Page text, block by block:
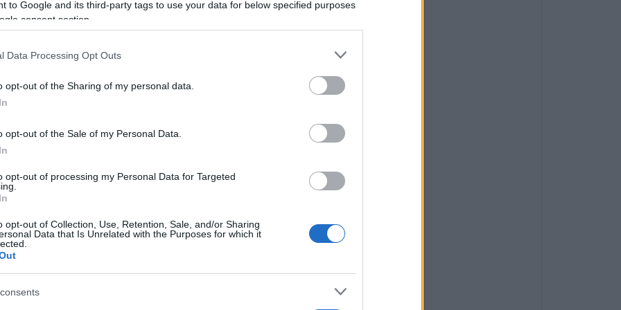
to Google and its third-party tags to use your data for below specified purposes
consent section.
Data Processing Opt Outs
opt-out of the Sharing of my personal data.
opt-out of the Sale of my Personal Data.
opt-out of processing my Personal Data for Targeted
opt-out of Collection, Use, Retention, Sale, and/or Sharing
Data that Is Unrelated with the Purposes for which it
εκδήλωση. Αμέσως μετά η χορωδία
δασκάλα Αγγελική Ζωχιού θα είναι και
Vlassi.
θα μας ξεσηκώσει με το ρεπερτόριο του!
γιατί ο σάκος του είναι γεμάτος με δώρα.
Ενημέρωση από το 1990 σε θέσεις υψηλής
δημόσιες σχέσεις, το ελεύθερο και το